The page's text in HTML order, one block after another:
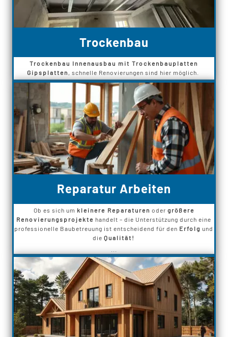
Trockenbau
Trockenbau Innenausbau mit Trockenbauplatten
Gipsplatten , schnelle Renovierungen sind hier möglich.
Reparatur Arbeiten
Ob es sich um kleinere Reparaturen oder größere
Renovierungsprojekte handelt – die Unterstützung durch eine
professionelle Baubetreuung ist entscheidend für den Erfolg und
dieQualität!